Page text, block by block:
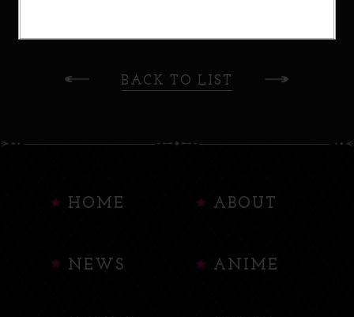
BACK TO LIST
HOME ABOUT
NEWS ANIME